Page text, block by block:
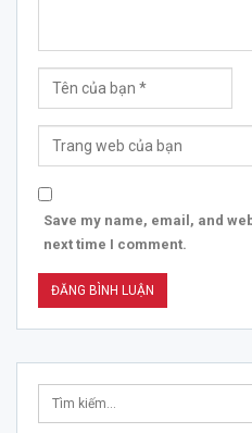
Save my name, email, and
next time I comment.